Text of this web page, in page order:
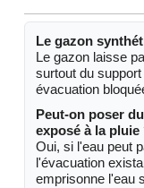
Le gazon
Le gazon laisse
surtout du
évacuation
Peut-on poser
exposé à la pluie
Oui, si l'eau peut
l'évacuation
emprisonne l'eau